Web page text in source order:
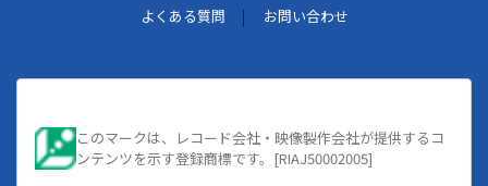
よくある質問
お問い合わせ
このマークは、レコード会社・映像製作会社が提供するコ
ンテンツを示す登録商標です。[RIAJ50002005]